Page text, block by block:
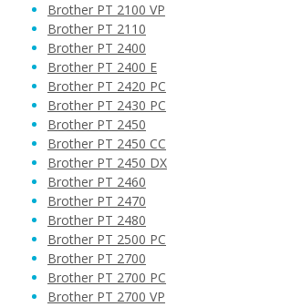
Brother PT 2100 VP
Brother PT 2110
Brother PT 2400
Brother PT 2400 E
Brother PT 2420 PC
Brother PT 2430 PC
Brother PT 2450
Brother PT 2450 CC
Brother PT 2450 DX
Brother PT 2460
Brother PT 2470
Brother PT 2480
Brother PT 2500 PC
Brother PT 2700
Brother PT 2700 PC
Brother PT 2700 VP